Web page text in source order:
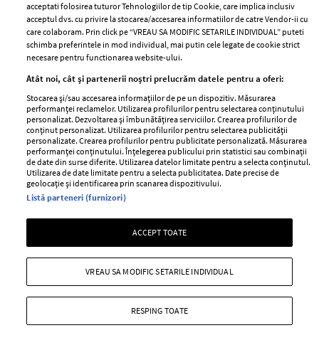
ELLE Style Awards
2024
Romania
Contact
Abonamente
Termeni si conditii
Politica de
Publicitate
Stiri
GSP
Unica
Retete
Libertatea pentru
femei
Avantaje
Retete practice
Pariază responsabil! Decizia ONJN nr. 821/25.09.2025.
Jocurile de noroc sunt interzise minorilor.
acceptati folosirea tuturor Tehnologiilor de tip Cookie, care implica inclusiv
acceptul dvs. cu privire la stocarea/accesarea informatiilor de catre Vendor-ii cu
care colaboram. Prin click pe “VREAU SA MODIFIC SETARILE INDIVIDUAL” puteti
schimba preferintele in mod individual, mai putin cele legate de cookie strict
necesare pentru functionarea website-ului.
Atât noi, cât și partenerii noștri prelucrăm datele pentru a oferi:
Stocarea și/sau accesarea informațiilor de pe un dispozitiv. Măsurarea
performanței reclamelor. Utilizarea profilurilor pentru selectarea conținutului
personalizat. Dezvoltarea și îmbunătățirea serviciilor. Crearea profilurilor de
conținut personalizat. Utilizarea profilurilor pentru selectarea publicității
personalizate. Crearea profilurilor pentru publicitate personalizată. Măsurarea
performanței conținutului. Înțelegerea publicului prin statistici sau combinații
de date din surse diferite. Utilizarea datelor limitate pentru a selecta conținutul.
Utilizarea de date limitate pentru a selecta publicitatea. Date precise de
geolocație și identificarea prin scanarea dispozitivului.
Listă parteneri (furnizori)
ACCEPT TOATE
RESPING TOATE
VREAU SA MODIFIC SETARILE INDIVIDUAL